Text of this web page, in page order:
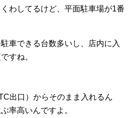
わしてるけど、平面駐車場が1番
車できる台数多いし、店内に入
すね。
出口）からそのまま入れるん
率高いんですよ。